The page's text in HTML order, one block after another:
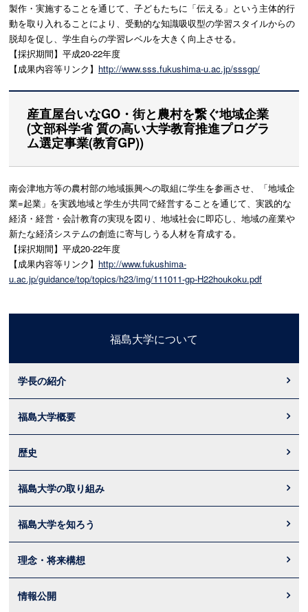
製作・実施することを通じて、子どもたちに「伝える」という主体的行
動を取り入れることにより、受動的な知識吸収型の学習スタイルからの
脱却を促し、学生自らの学習レベルを大きく向上させる。
【採択期間】平成20-22年度
【成果内容等リンク】 http://www.sss.fukushima-u.ac.jp/sssgp/
産直屋台いなGO・街と農村を繋ぐ地域企業
(文部科学省 質の高い大学教育推進プログラ
ム選定事業(教育GP))
南会津地方等の農村部の地域振興への取組に学生を参画させ、「地域企
業=起業」を実践地域と学生が共同で経営することを通じて、実践的な
経済・経営・会計教育の実現を図り、地域社会に即応し、地域の産業や
新たな経済システムの創造に寄与しうる人材を育成する。
【採択期間】平成20-22年度
【成果内容等リンク】 http://www.fukushima-
u.ac.jp/guidance/top/topics/h23/img/111011-gp-H22houkoku.pdf
福島大学について
学長の紹介
福島大学概要
歴史
福島大学の取り組み
福島大学を知ろう
理念・将来構想
情報公開